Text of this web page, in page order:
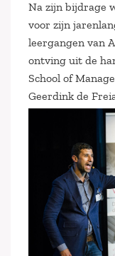
Na zijn bijdrage
voor zijn
leergangen van
ontving uit de
School of
Geerdink de